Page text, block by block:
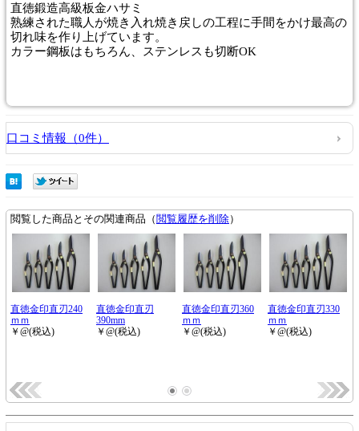
直徳鍛造高級板金ハサミ
熟練された職人が焼き入れ焼き戻しの工程に手間をかけ最高の
切れ味を作り上げています。
カラー鋼板はもちろん、ステンレスも切断OK
口コミ情報（0件）